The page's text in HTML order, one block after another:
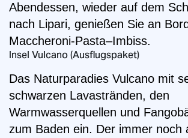
Abendessen, wieder auf dem
nach Lipari, genießen Sie an
Maccheroni-Pasta–Imbiss.
Insel Vulcano (Ausflugspaket)
Das Naturparadies Vulcano mit
schwarzen Lavastränden, den
Warmwasserquellen und
zum Baden ein. Der immer noch